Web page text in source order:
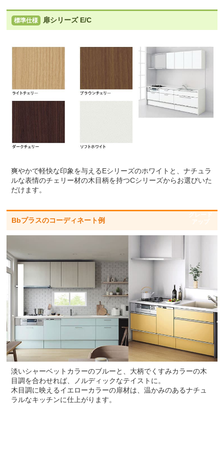
吊戸棚
標準仕様モデル
お客様のご要望に応じた機器のグレードアップも可能で
す！詳しくはこちら
標準仕様 扉シリーズ E/C
爽やかで軽快な印象を与えるEシリーズのホワイトと、ナチュラ
ルな表情のチェリー材の木目柄を持つCシリーズからお選びいた
だけます。
Bbプラスのコーディネート例
グレード
アップ
淡いシャーベットカラーのブルーと、大柄でくすみカラーの木
目調を合わせれば、ノルディックなテイストに。
木目調に映えるイエローカラーの扉材は、温かみのあるナチュ
ラルなキッチンに仕上がります。